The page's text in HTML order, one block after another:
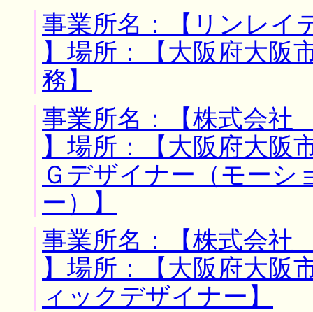
事業所名：【リンレ
】場所：【大阪府大阪
務】
事業所名：【株式会
】場所：【大阪府大阪
Ｇデザイナー（モー
ー）】
事業所名：【株式会
】場所：【大阪府大阪
ィックデザイナー】